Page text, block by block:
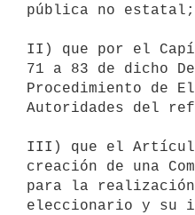
pública no estatal;
II) que por el
71 a 83 de dicho
Procedimiento de
Autoridades del
III) que el
creación de una
para la
eleccionario y su